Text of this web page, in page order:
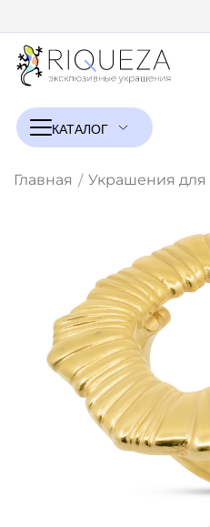
Главная / Украшения